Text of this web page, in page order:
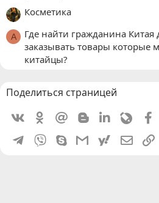
Косметика
A
Где найти гражданина Китая
заказывать товары которые
китайцы?
Поделиться страницей
VkontakteOdnoklassniki
Mail.ru BloggerLinkedin
Telegram
Viber SkypeGmailyahoomail